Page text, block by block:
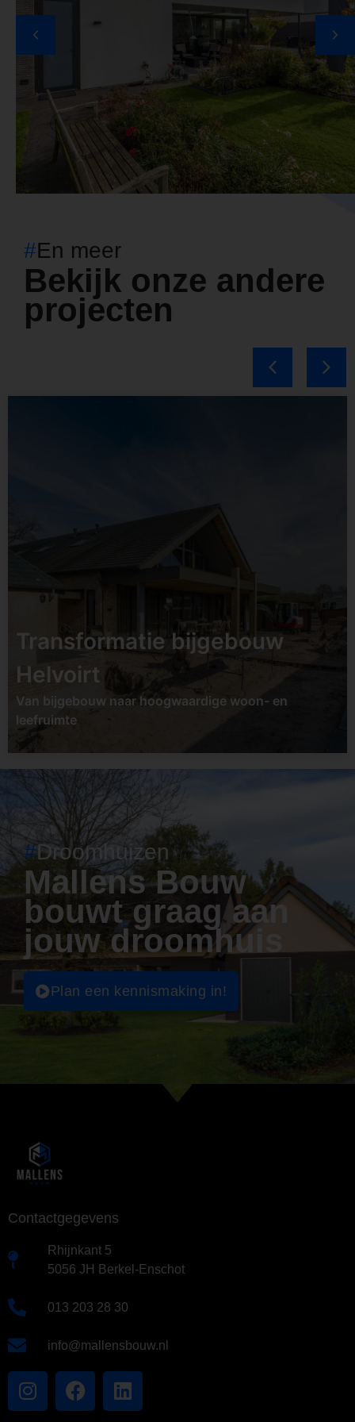
#En meer
Bekijk onze andere
projecten
Bekijk project
Transformatie bijgebouw
Helvoirt
Van bijgebouw naar hoogwaardige woon- en
leefruimte
#Droomhuizen
Mallens Bouw
bouwt graag aan
jouw droomhuis
Plan een kennismaking in!
Contactgegevens
Rhijnkant 5
5056 JH Berkel-Enschot
013 203 28 30
info@mallensbouw.nl